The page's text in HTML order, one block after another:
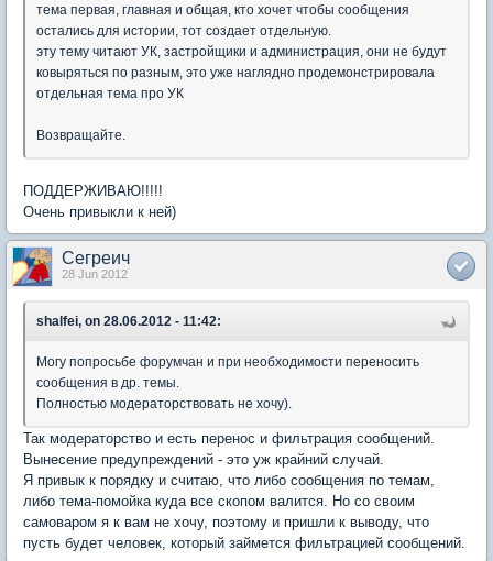
тема первая, главная и общая, кто хочет чтобы сообщения
остались для истории, тот создает отдельную.
эту тему читают УК, застройщики и администрация, они не будут
ковыряться по разным, это уже наглядно продемонстрировала
отдельная тема про УК
Возвращайте.
ПОДДЕРЖИВАЮ!!!!!
Очень привыкли к ней)
Сегреич
28 Jun 2012
shalfei, on 28.06.2012 - 11:42:
Могу попросьбе форумчан и при необходимости переносить
сообщения в др. темы.
Полностью модераторствовать не хочу).
Так модераторство и есть перенос и фильтрация сообщений.
Вынесение предупреждений - это уж крайний случай.
Я привык к порядку и считаю, что либо сообщения по темам,
либо тема-помойка куда все скопом валится. Но со своим
самоваром я к вам не хочу, поэтому и пришли к выводу, что
пусть будет человек, который займется фильтрацией сообщений.